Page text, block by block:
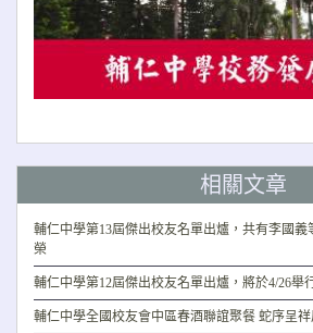
相關文章
輔仁中學第13屆傑出校友名單出爐，共有李國義
榮
輔仁中學第12屆傑出校友名單出爐，將於4/26舉
輔仁中學全國校友會中區春酒聯誼聚餐 蛇序呈祥